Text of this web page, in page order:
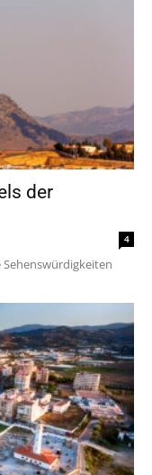
der
4
Sehenswürdigkeiten